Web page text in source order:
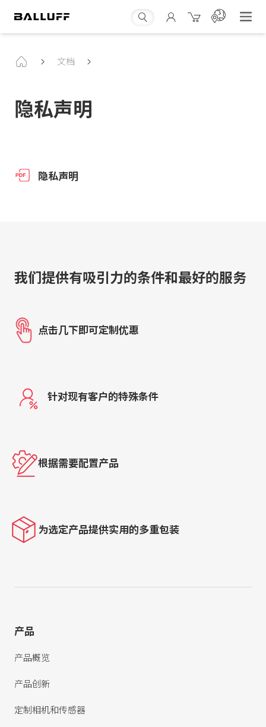
文档
隐私声明
隐私声明
我们提供有吸引力的条件和最好的服务
点击几下即可定制优惠
针对现有客户的特殊条件
根据需要配置产品
为选定产品提供实用的多重包装
产品
产品概览
产品创新
定制相机和传感器